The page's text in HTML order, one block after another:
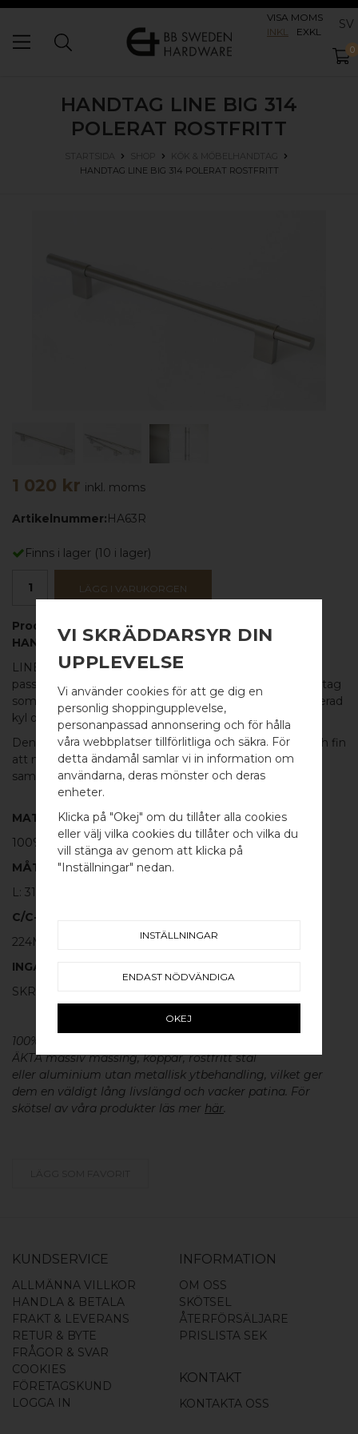
VISA MOMS
INKL
EXKL SV
WELCOME TO
BB SWEDEN HARDWARE
Välj land / Choose country
0
HANDTAG LINE BIG 314
POLERAT ROSTFRITT
STARTSIDA SHOP
KÖK & MÖBELHANDTAG
HANDTAG LINE BIG 314 POLERAT ROSTFRITT
1 020 kr inkl. moms
Artikelnummer:HA63R
Finns i lager (10 i lager)
LÄGG I VARUKORGEN
Produktbeskrivning:
HANDTAG LARGE
LINE BIG 314 är ett snyggt och maffigt
passar perfekt för den som vill ha ordentliga, coola handtag
som syns. De är även ett väldigt bra alternativ till integrerad
kyl och frys.
Den klassiska designen är både elegant, greppvänlig och fin
att matcha med de andra handtagen ellerknoppen
samma serie.
MATERIAL
100% POLERAT ROSTFRITT STÅL
MÅTT
L: 314MM H: 40MM TJ: 12MM
C/C-MÅTT
224MM
INGÅR
SKRUV FÖR LUCKA: M4 X 25MM - 2 ST
100% ÄKTA METALL - Alla våra
ÄKTA massiv mässing, koppar, rostfritt stål
eller aluminium utan metallisk ytbehandling, vilket ger
dem en väldigt lång livslängd och vacker patina. För
skötsel av våra produkter läs mer här.
KUNDSERVICE
ALLMÄNNA VILLKOR
HANDLA & BETALA
FRAKT & LEVERANS
RETUR & BYTE
FRÅGOR & SVAR
COOKIES
FÖRETAGSKUND
LOGGA IN
INFORMATION
OM OSS
SKÖTSEL
ÅTERFÖRSÄLJARE
PRISLISTA SEK
KONTAKT
KONTAKTA OSS
VI SKRÄDDARSYR DIN
UPPLEVELSE
Vi använder cookies för att ge dig en
personlig shoppingupplevelse,
personanpassad annonsering och för hålla
våra webbplatser tillförlitliga och säkra. För
detta ändamål samlar vi in information om
användarna, deras mönster och deras
enheter.
Klicka på "Okej" om du tillåter alla cookies
eller välj vilka cookies du tillåter och vilka du
vill stänga av genom att klicka på
"Inställningar" nedan.
INSTÄLLNINGAR
ENDAST NÖDVÄNDIGA
OKEJ